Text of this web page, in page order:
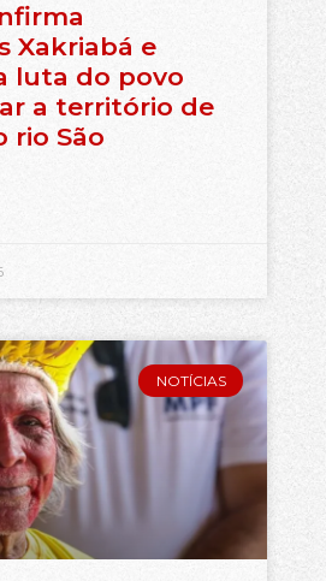
Xakriabá e
luta do povo
a território de
rio São
NOTÍCIAS